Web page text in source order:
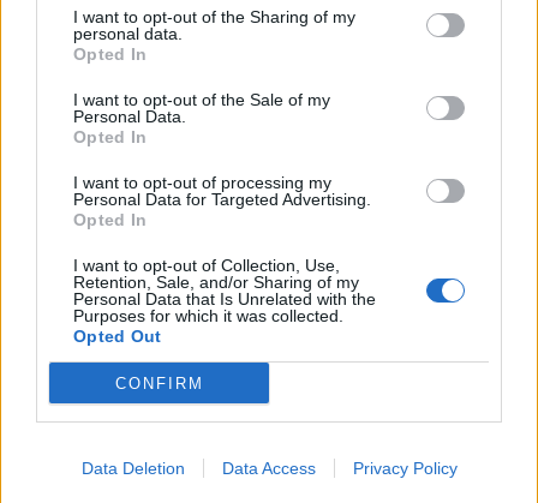
I want to opt-out of the Sharing of my
personal data.
Opted In
I want to opt-out of the Sale of my
Personal Data.
Opted In
I want to opt-out of processing my
Personal Data for Targeted Advertising.
Opted In
I want to opt-out of Collection, Use,
Retention, Sale, and/or Sharing of my
Personal Data that Is Unrelated with the
Purposes for which it was collected.
Opted Out
CONFIRM
Data Deletion Data Access Privacy Policy
σε πλήρη ισχύ και καθολική εφαρμογή μέχρι να
επιτευχθεί μια “Τελική Συμφωνία”.
Τα πράγματα θα
Σε προηγούμενη ανάρτησή του στο Truth Social ο